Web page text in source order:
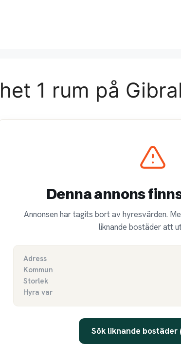
1 rum på
Denna annons
Annonsen har tagits bort av hyresvärden.
liknande bostäder att
Adress
Kommun
Storlek
Hyra var
Sök liknande bostäder